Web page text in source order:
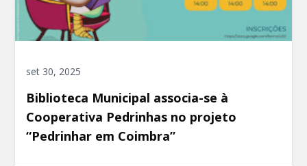
set 30, 2025
Biblioteca Municipal associa-se à
Cooperativa Pedrinhas no projeto
“Pedrinhar em Coimbra”